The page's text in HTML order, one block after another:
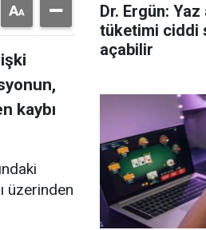
kaybı
üzerinden
Dr. Ergün:
tüketimi ciddi
açabilir